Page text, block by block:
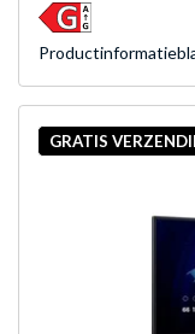
GRATIS